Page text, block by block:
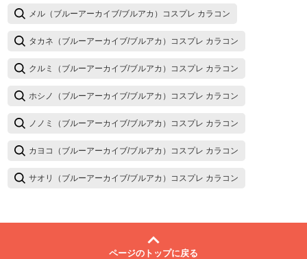
メル（ブルーアーカイブ/ブルアカ）コスプレ カラコン
タカネ（ブルーアーカイブ/ブルアカ）コスプレ カラコン
クルミ（ブルーアーカイブ/ブルアカ）コスプレ カラコン
ホシノ（ブルーアーカイブ/ブルアカ）コスプレ カラコン
ノノミ（ブルーアーカイブ/ブルアカ）コスプレ カラコン
カヨコ（ブルーアーカイブ/ブルアカ）コスプレ カラコン
サオリ（ブルーアーカイブ/ブルアカ）コスプレ カラコン
ページのトップに戻る